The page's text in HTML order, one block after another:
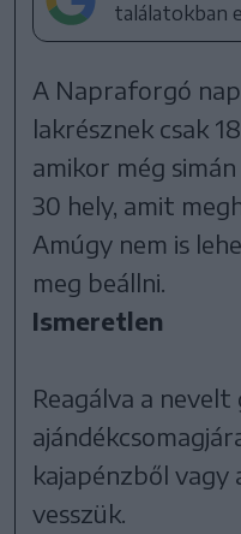
találatokban
A Napraforgó
lakrésznek csak
amikor még
30 hely, amit
Amúgy nem is
meg beállni.
Ismeretlen
Reagálva a
kajapénzből vagy
vesszük.